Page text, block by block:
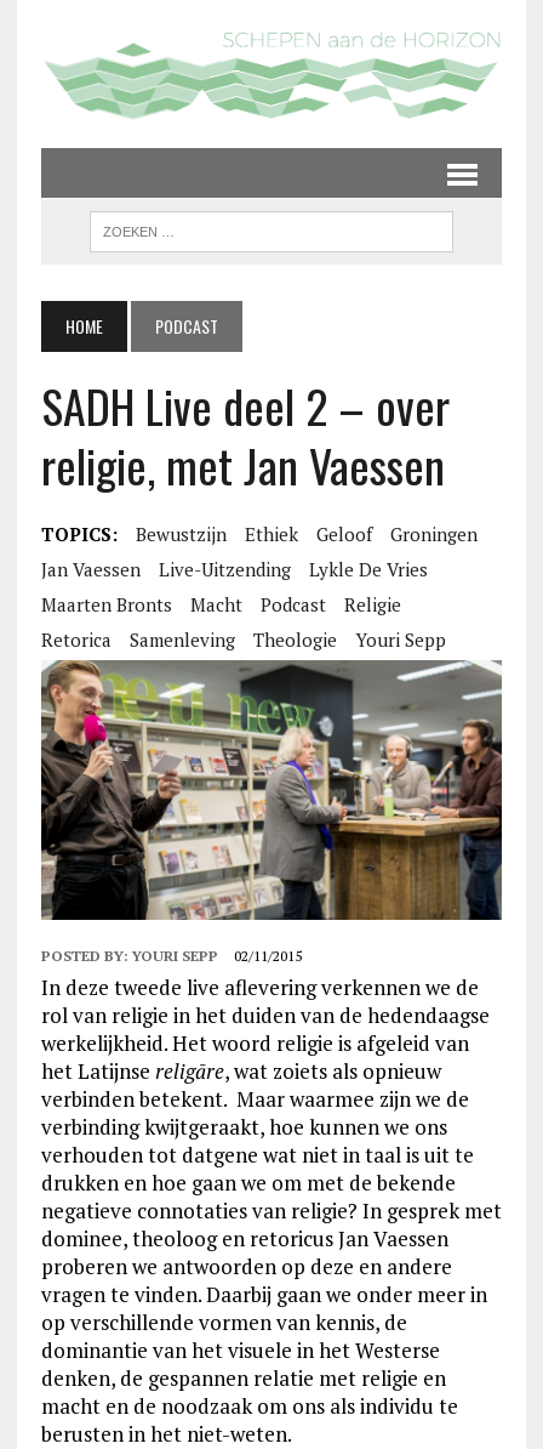
HOME PODCAST
SADH Live deel 2 – over
religie, met Jan Vaessen
TOPICS: Bewustzijn Ethiek Geloof
Groningen
Jan Vaessen
Live-Uitzending
Lykle De Vries
Maarten Bronts
Macht Podcast
Religie
Retorica
Samenleving Theologie Youri Sepp
POSTED BY:YOURI SEPP 02/11/2015
In deze tweede live aflevering verkennen we de
rol van religie in het duiden van de hedendaagse
werkelijkheid. Het woord religie is afgeleid van
het Latijnse religāre, wat zoiets als opnieuw
verbinden betekent. Maar waarmee zijn we de
verbinding kwijtgeraakt, hoe kunnen we ons
verhouden tot datgene wat niet in taal is uit te
drukken en hoe gaan we om met de bekende
negatieve connotaties van religie? In gesprek met
dominee, theoloog en retoricus Jan Vaessen
proberen we antwoorden op deze en andere
vragen te vinden. Daarbij gaan we onder meer in
op verschillende vormen van kennis, de
dominantie van het visuele in het Westerse
denken, de gespannen relatie met religie en
macht en de noodzaak om ons als individu te
berusten in het niet-weten.